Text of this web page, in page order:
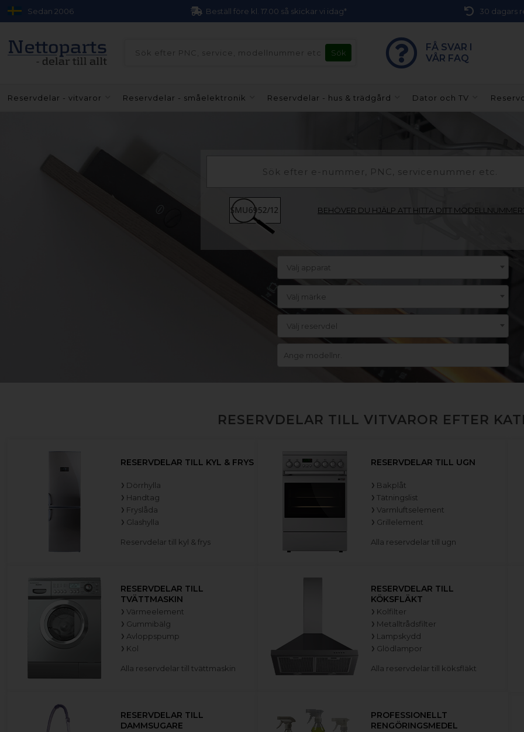
Sedan 2006 Beställ före kl. 17.00 så skickar vi idag* 30 dagars
FÅ SVAR I
VÅR FAQ
Reservdelar - vitvaror Reservdelar - småelektronik Reservdelar - hus & trädgård Dator och TV
BEHÖVER DU HJÄLP ATT HITTA DITT
Välj apparat
Välj märke
Välj reservdel
RESERVDELAR TILL VITVAROR EFTER
RESERVDELAR TILL KYL & FRYS
Dörrhylla
Handtag
Fryslåda
Glashylla
Reservdelar till kyl & frys
RESERVDELAR TILL UGN
Bakplåt
Tätningslist
Varmluftselement
Grillelement
Alla reservdelar till ugn
RESERVDELAR TILL
TVÄTTMASKIN
Värmeelement
Gummibälg
Avloppspump
Kol
Alla reservdelar till tvättmaskin
RESERVDELAR TILL
KÖKSFLÄKT
Kolfilter
Metalltrådsfilter
Lampskydd
Glödlampor
Alla reservdelar till köksfläkt
RESERVDELAR TILL
DAMMSUGARE
PROFESSIONELLT
RENGÖRINGSMEDEL